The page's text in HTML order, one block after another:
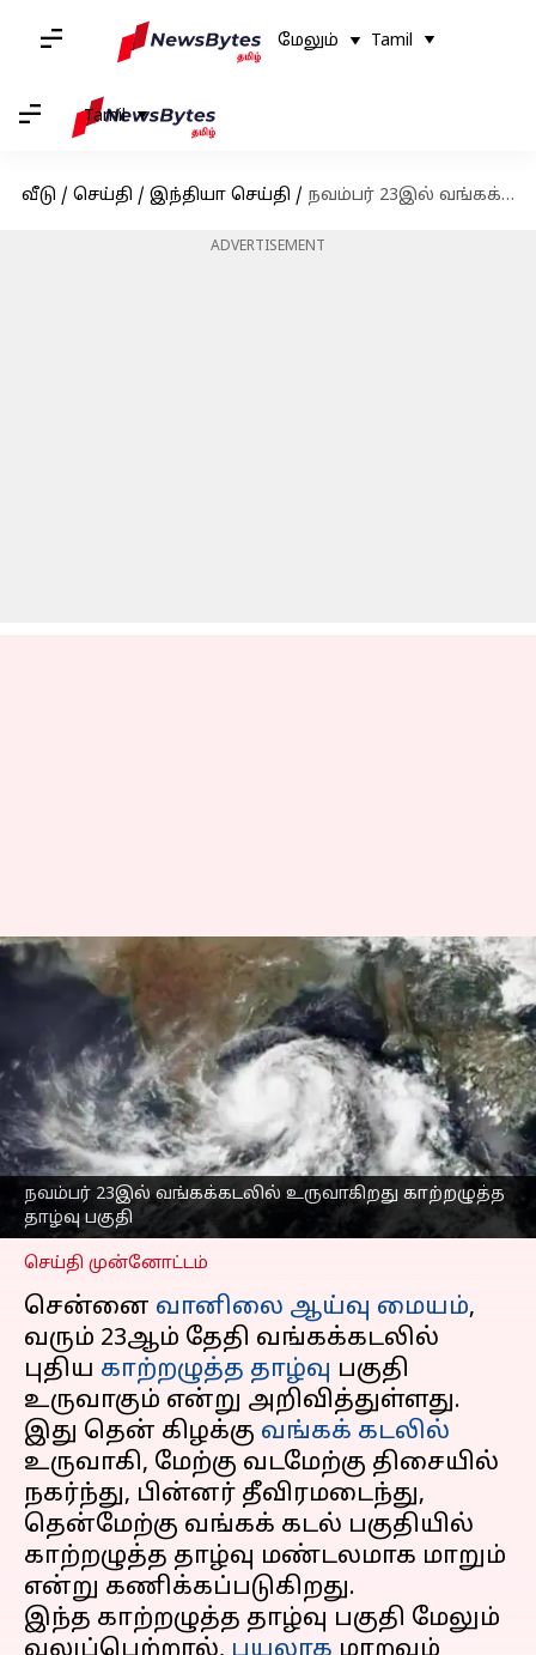
மேலும் Tamil
Tamil
வீடு / செய்தி / இந்தியா செய்தி / நவம்பர் 23இல் வங்கக்கடலில் உருவாகிறது காற்றழுத்த தாழ்வு பகுதி: மீண்டும் உருவாகிறதா புயல் சூழல்?
ADVERTISEMENT
நவம்பர் 23இல் வங்கக்கடலில் உருவாகிறது காற்றழுத்த
தாழ்வு பகுதி
நவம்பர் 23இல்
வங்கக்கடலில்
உருவாகிறது காற்றழுத்த
தாழ்வு பகுதி: மீண்டும்
உருவாகிறதா புயல்
சூழல்?
எழுதியவர் Venkatalakshmi V Nov 19, 2024 02:40 pm
செய்தி முன்னோட்டம்
சென்னை வானிலை ஆய்வு மையம்,
வரும் 23ஆம் தேதி வங்கக்கடலில்
புதிய காற்றழுத்த தாழ்வு பகுதி
உருவாகும் என்று அறிவித்துள்ளது.
இது தென் கிழக்கு வங்கக் கடலில்
உருவாகி, மேற்கு வடமேற்கு திசையில்
நகர்ந்து, பின்னர் தீவிரமடைந்து,
தென்மேற்கு வங்கக் கடல் பகுதியில்
காற்றழுத்த தாழ்வு மண்டலமாக மாறும்
என்று கணிக்கப்படுகிறது.
இந்த காற்றழுத்த தாழ்வு பகுதி மேலும்